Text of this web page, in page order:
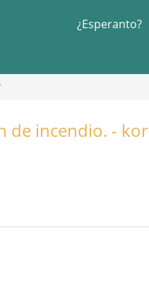
¿Esperanto?
de incendio. -